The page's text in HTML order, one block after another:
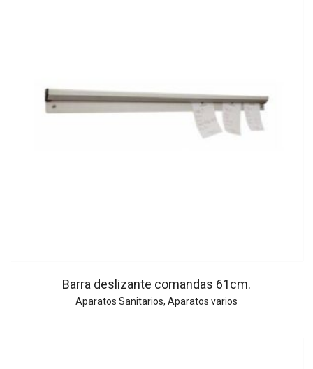
Barra deslizante comandas 61cm.
Aparatos Sanitarios, Aparatos varios